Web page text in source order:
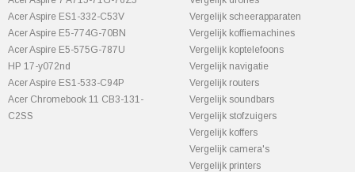
Acer Aspire ES1-332-C53V
Acer Aspire E5-774G-70BN
Acer Aspire E5-575G-787U
HP 17-y072nd
Acer Aspire ES1-533-C94P
Acer Chromebook 11 CB3-131-
C2SS
Vergelijk scheerapparaten
Vergelijk koffiemachines
Vergelijk koptelefoons
Vergelijk navigatie
Vergelijk routers
Vergelijk soundbars
Vergelijk stofzuigers
Vergelijk koffers
Vergelijk camera's
Vergelijk printers